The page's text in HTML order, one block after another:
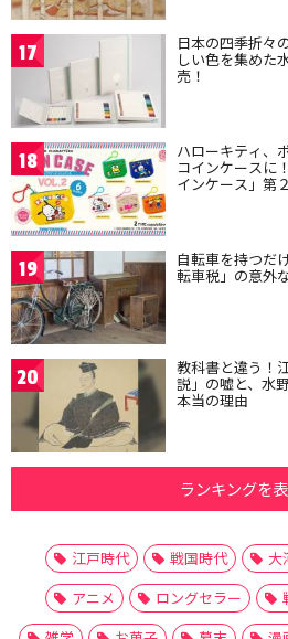
17 日本の四季折々
しい色を集めた
売！
18 ハローキティ、
コインケースに
インケース」第
19 自転車を持つだ
転車税」の意外
20 教科書と違う！
説」の嘘と、水
本当の理由
ランキングを
江戸時代 戦国時代 大
アニメ
ロングセラー